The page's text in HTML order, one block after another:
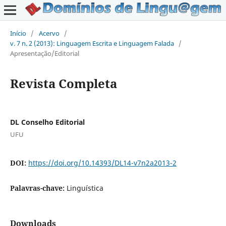
Início / Acervo /
v. 7 n. 2 (2013): Linguagem Escrita e Linguagem Falada /
Apresentação/Editorial
Revista Completa
DL Conselho Editorial
UFU
DOI: https://doi.org/10.14393/DL14-v7n2a2013-2
Palavras-chave: Linguística
Downloads